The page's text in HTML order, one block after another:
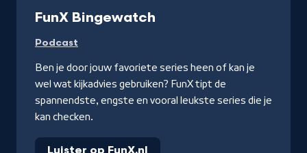
FunX Bingewatch
Podcast
Ben je door jouw favoriete series heen of kan je
wel wat kijkadvies gebruiken? FunX tipt de
spannendste, engste en vooral leukste series die je
kan checken.
Luister op FunX.nl